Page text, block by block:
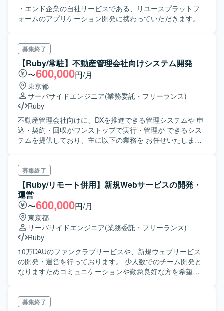
・エンド企業の自社サービスである、リユースプラットフ
ォームのアプリケーション開発に携わっていただきます。
募集終了
【Ruby/常駐】不動産管理会社向けシステム開発
〜600,000円/月
東京都
サーバサイドエンジニア(業務委託・フリーランス)
Ruby
不動産管理会社向けに、DXを推進できる管理システムや 申
込・契約・回収がワンストップで実行・管理が できるシス
テムを提供しており、主に以下の業務を お任せいたしま
いた帳票管理・印刷システム開発 ・ユニットテスト また、
ご興味があれば以下のような業務をお任せすることもあり
ます。 ・データ分析タスク（BigQuery） ・BI構築タスク
（AWS Glue, RedShift, BigQuery, Looker Studio） ・IaCタ
スク（Terraform）
募集終了
【Ruby/リモート併用】新規Webサービスの開発・
運営
〜600,000円/月
東京都
サーバサイドエンジニア(業務委託・フリーランス)
Ruby
10万DAUのファンクラブサービスや、新規ウェブサービス
の開発・運営を行っております。 少人数でのチーム開発と
なりますためコミュニケーションや勤怠良好な方を希望い
ド:Ruby on Rails / Ruby DB/インフラ:PostgreSQL、AWS、
募集終了